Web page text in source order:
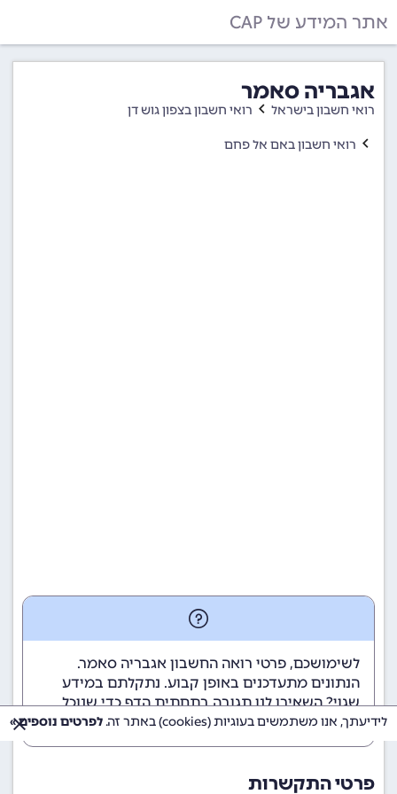
אתר המידע של CAP
אגבריה סאמר
רואי חשבון בישראל רואי חשבון בצפון גוש דן
רואי חשבון באם אל פחם
לשימושכם, פרטי רואה החשבון אגבריה סאמר.
הנתונים מתעדכנים באופן קבוע. נתקלתם במידע
שגוי? השאירו לנו תגובה בתחתית הדף כדי שנוכל
לטפל בבעיה בהקדם.
פרטי התקשרות
לידיעתך, אנו משתמשים בעוגיות (cookies) באתר זה. לפרטים נוספים »